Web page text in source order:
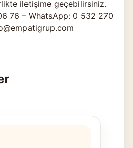
iletişime geçebilirsiniz.
76 – WhatsApp: 0 532 270